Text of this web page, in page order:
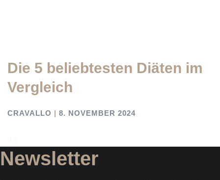
Die 5 beliebtesten Diäten im
Vergleich
CRAVALLO 8. NOVEMBER 2024
Newsletter